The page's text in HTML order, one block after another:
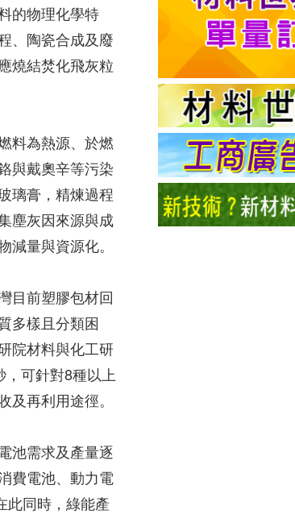
的物理化學特
、陶瓷合成及廢
燒結焚化飛灰粒
料為熱源、於燃
與戴奧辛等污染
璃膏，精煉過程
塵灰因來源與成
量與資源化。
目前塑膠包材回
多樣且分類困
院材料與化工研
可針對8種以上
再利用途徑。
池需求及產量逐
費電池、動力電
此同時，綠能產